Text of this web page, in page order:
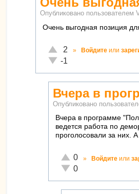
Опубликовано пользователем
Очень выгодная позиция
Отлично!
2
Неадекватно!
-1
» Войдите или
Вчера в
Опубликовано
Вчера в программе
ведется работа по
проголосовали за них.
Отлично!
0
Неадекватно!
0
» Войдите или